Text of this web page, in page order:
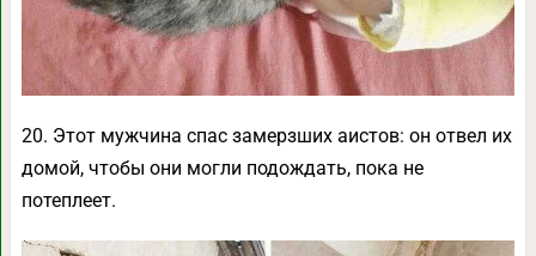
20. Этот мужчина спас замерзших аистов: он отвел их
домой, чтобы они могли подождать, пока не
потеплеет.